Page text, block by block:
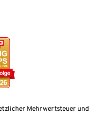
Mehrwertsteuer und